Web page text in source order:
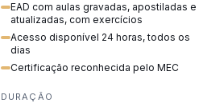
comportamento do consumidor na
era digital.
EAD com aulas gravadas, apostiladas e
atualizadas, com exercícios
Acesso disponível 24 horas, todos os
dias
Certificação reconhecida pelo MEC
DURAÇÃO